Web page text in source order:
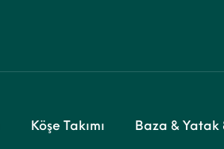
Köşe Takımı Baza & Yatak